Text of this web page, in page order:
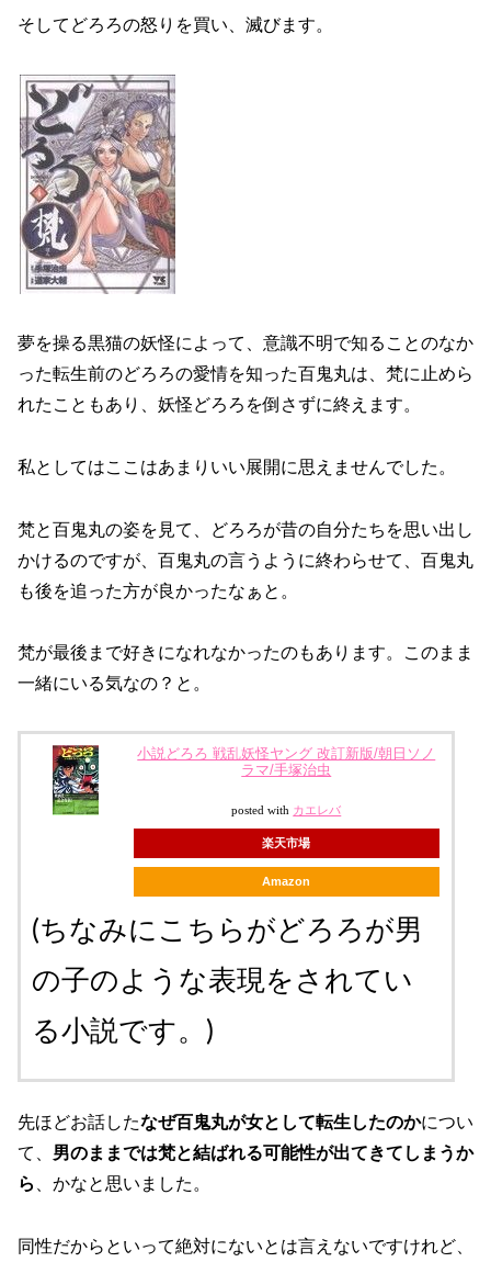
そしてどろろの怒りを買い、滅びます。
夢を操る黒猫の妖怪によって、意識不明で知ることのなか
った転生前のどろろの愛情を知った百鬼丸は、梵に止めら
れたこともあり、妖怪どろろを倒さずに終えます。
私としてはここはあまりいい展開に思えませんでした。
梵と百鬼丸の姿を見て、どろろが昔の自分たちを思い出し
かけるのですが、百鬼丸の言うように終わらせて、百鬼丸
も後を追った方が良かったなぁと。
梵が最後まで好きになれなかったのもあります。このまま
一緒にいる気なの？と。
小説どろろ 戦乱妖怪ヤング 改訂新版/朝日ソノ
ラマ/手塚治虫
posted with カエレバ
楽天市場
Amazon
(ちなみにこちらがどろろが男
の子のような表現をされてい
る小説です。)
先ほどお話したなぜ百鬼丸が女として転生したのかについ
て、 男のままでは梵と結ばれる可能性が出てきてしまうか
ら
、かなと思いました。
同性だからといって絶対にないとは言えないですけれど、